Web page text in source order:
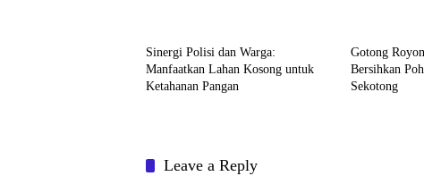
Sinergi Polisi dan Warga:
Manfaatkan Lahan Kosong untuk
Ketahanan Pangan
Gotong
Bersihkan
Sekotong
Leave a Reply